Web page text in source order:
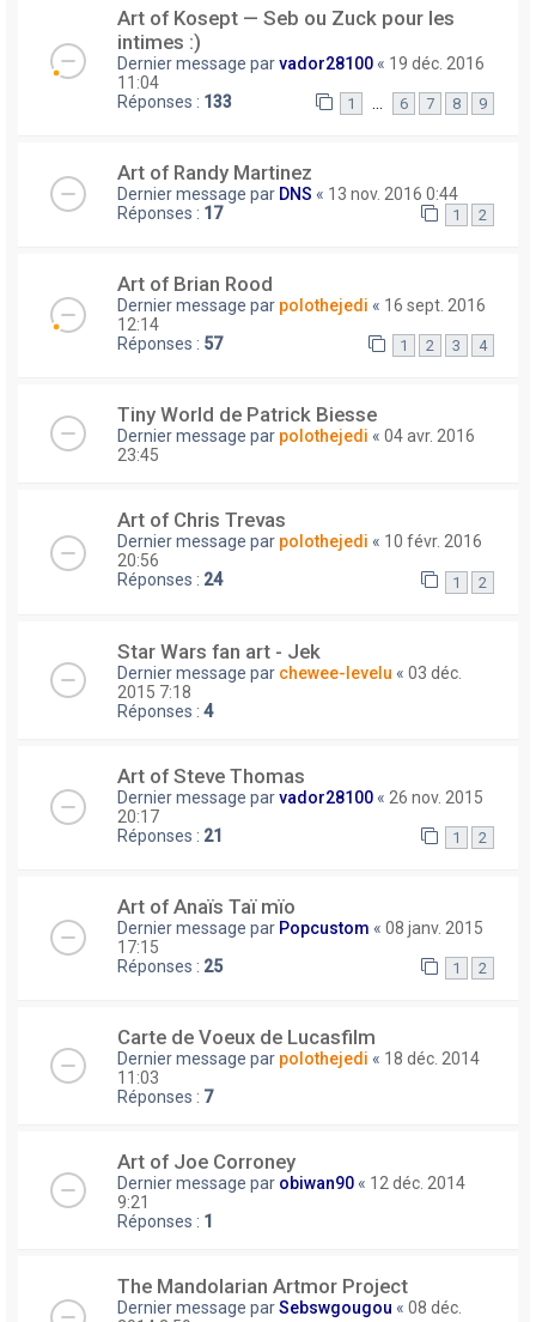
Art of Kosept — Seb ou Zuck pour les
intimes :)
Dernier message parvador28100 « 19 déc. 2016
11:04
Réponses : 133 1 6 7 8 9
Art of Randy Martinez
Dernier message par DNS « 13 nov. 2016 0:44
Réponses : 17 1 2
Art of Brian Rood
Dernier message par polothejedi « 16 sept. 2016
12:14
Réponses : 57 1 2 3 4
Tiny World de Patrick Biesse
Dernier message par polothejedi « 04 avr. 2016
23:45
Art of Chris Trevas
Dernier message par polothejedi « 10 févr. 2016
20:56
Réponses : 24 1 2
Star Wars fan art - Jek
Dernier message par chewee-levelu « 03 déc.
2015 7:18
Réponses : 4
Art of Steve Thomas
Dernier message parvador28100 « 26 nov. 2015
20:17
Réponses : 21 1 2
Art of Anaïs Taï mïo
Dernier message par Popcustom « 08 janv. 2015
17:15
Réponses : 25 1 2
Carte de Voeux de Lucasfilm
Dernier message par polothejedi « 18 déc. 2014
11:03
Réponses : 7
Art of Joe Corroney
Dernier message par obiwan90 « 12 déc. 2014
9:21
Réponses : 1
The Mandolarian Artmor Project
Dernier message parSebswgougou « 08 déc.